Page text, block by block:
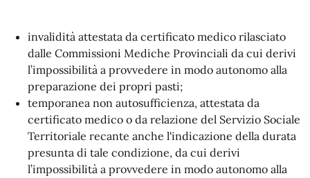
invalidità attestata da certificato medico rilasciato
dalle Commissioni Mediche Provinciali da cui derivi
l’impossibilità a provvedere in modo autonomo alla
preparazione dei propri pasti;
temporanea non autosufficienza, attestata da
certificato medico o da relazione del Servizio Sociale
Territoriale recante anche l'indicazione della durata
presunta di tale condizione, da cui derivi
l’impossibilità a provvedere in modo autonomo alla